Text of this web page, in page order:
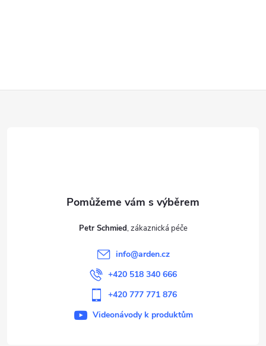
Petr Schmied
info@arden.cz
+420 518 340 666
+420 777 771 876
Videonávody k produktům